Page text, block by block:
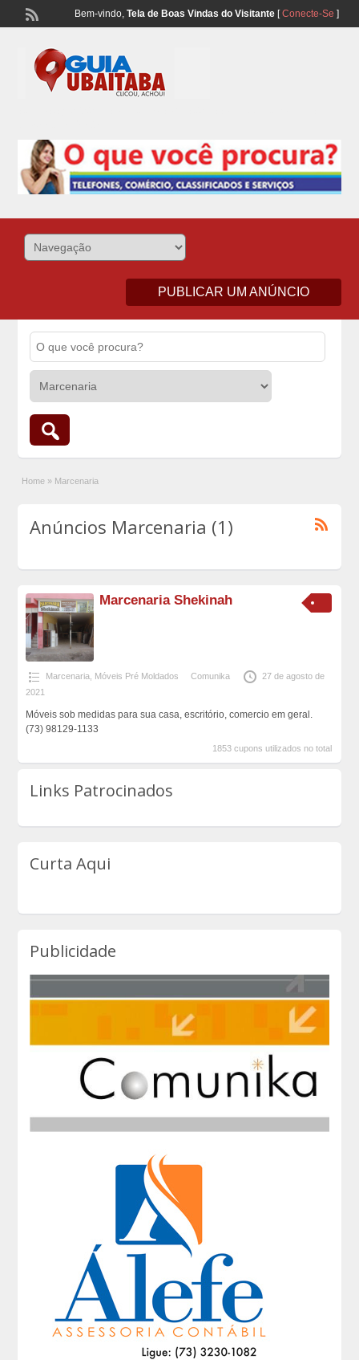
Bem-vindo, Tela de Boas Vindas do Visitante[Conecte-Se ]
PUBLICAR UM ANÚNCIO
Home » Marcenaria
Anúncios Marcenaria (1)
Marcenaria Shekinah
Marcenaria Móveis Pré Moldados Comunika
27 de agosto de
2021
Móveis sob medidas para sua casa, escritório, comercio em geral.
(73) 98129-1133
1853 cupons utilizados no total
Links Patrocinados
Curta Aqui
Publicidade